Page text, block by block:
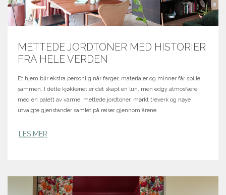
METTEDE JORDTONER MED HISTORIER
FRA HELE VERDEN
Et hjem blir ekstra personlig når farger, materialer og minner får spille
sammen. I dette kjøkkenet er det skapt en lun, men edgy atmosfære
med en palett av varme, mettede jordtoner, mørkt treverk og nøye
utvalgte gjenstander samlet på reiser gjennom årene.
LES MER